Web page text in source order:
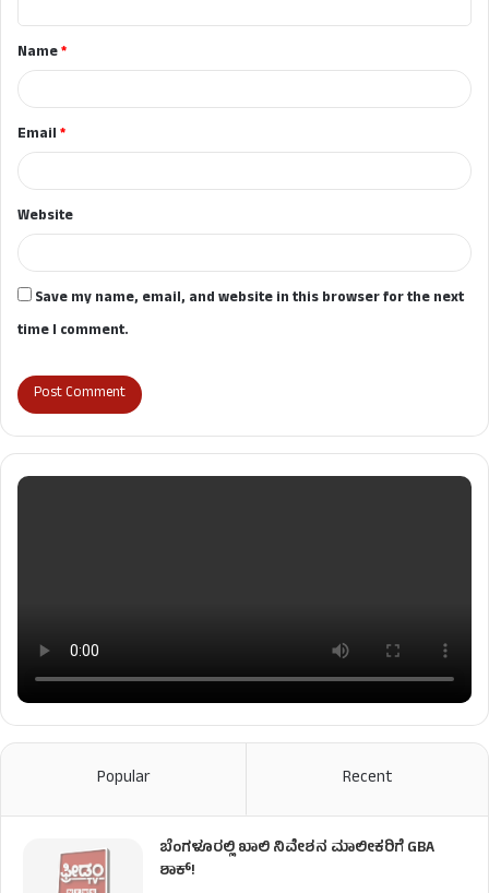
t
*Name*
Email*
Website
Save my name, email, and website in this browser for the next
time I comment.
Popular Recent
ಬೆಂಗಳೂರಲ್ಲಿ ಖಾಲಿ ನಿವೇಶನ ಮಾಲೀಕರಿಗೆ GBA
ಶಾಕ್!